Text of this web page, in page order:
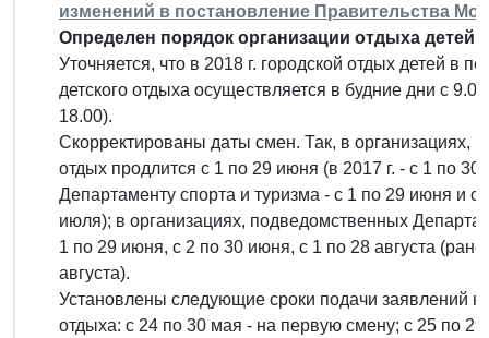
изменений в постановление Правительства
Определен порядок организации отдыха детей в
Уточняется, что в 2018 г. городской отдых детей в
детского отдыха осуществляется в будние дни с
18.00).
Скорректированы даты смен. Так, в организациях,
отдых продлится с 1 по 29 июня (в 2017 г. - с 1 по
Департаменту спорта и туризма - с 1 по 29 июня и
июля); в организациях, подведомственных
1 по 29 июня, с 2 по 30 июня, с 1 по 28 августа
августа).
Установлены следующие сроки подачи заявлений
отдыха: с 24 по 30 мая - на первую смену; с 25 по